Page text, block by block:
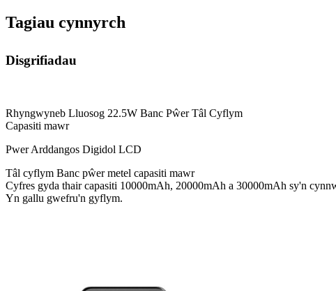
Tagiau cynnyrch
Disgrifiadau
Rhyngwyneb Lluosog 22.5W Banc Pŵer Tâl Cyflym
Capasiti mawr
Pwer Arddangos Digidol LCD
Tâl cyflym Banc pŵer metel capasiti mawr
Cyfres gyda thair capasiti 10000mAh, 20000mAh a 30000mAh sy'n
Yn gallu gwefru'n gyflym.